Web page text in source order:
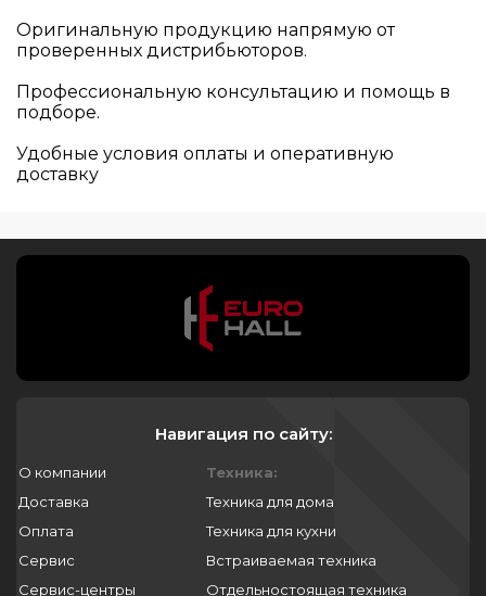
Оригинальную продукцию напрямую от
проверенных дистрибьюторов.
Профессиональную консультацию и помощь в
подборе.
Удобные условия оплаты и оперативную
доставку
Навигация по сайту:
О компании
Доставка
Оплата
Сервис
Сервис-центры
Техника:
Техника для дома
Техника для кухни
Встраиваемая техника
Отдельностоящая техника